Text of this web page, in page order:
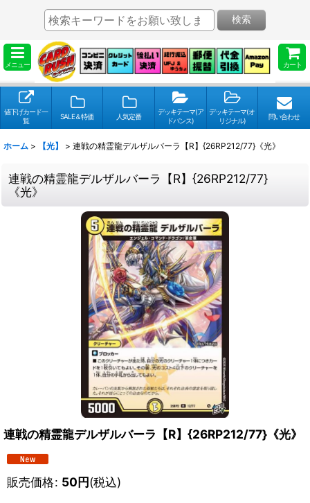
メニュー カート
検索
値下げカード一
覧
SALE＆特価 人気定番
デッキテーマ(ア
ドバンス)
デッキテーマ(オ
リジナル)
問い合わせ
ホーム > 【光】 > 連戦の精霊龍デルザルバーラ【R】{26RP212/77}《光》
連戦の精霊龍デルザルバーラ【R】{26RP212/77}
《光》
連戦の精霊龍デルザルバーラ【R】{26RP212/77}《光》
販売価格: 50円(税込)